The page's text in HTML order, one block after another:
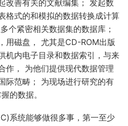
改善有关的文献编集； 发起数
格式的和模拟的数据转换成计算
个紧密相关数据集的数据库；
用磁盘， 尤其是CD-ROM出版
机内电子目录和数据索引，与来
作， 为他们提供现代数据管理
际范畴； 为现场进行研究的有
的数据。
系统能够做很多事，第一至少